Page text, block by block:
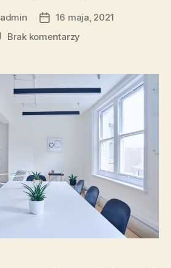
admin
Data
wpisu
16 maja, 2021
Brak komentarzy
meblowych
znajdziemy
szeroką
ofertę
przedpokoju